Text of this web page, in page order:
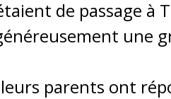
de passage à
une
parents ont